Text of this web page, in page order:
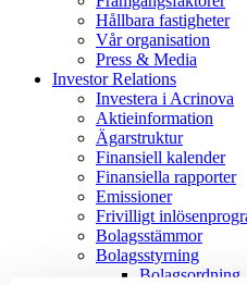
Hållbara fastigheter
Vår organisation
Press & Media
Investor Relations
Investera i Acrinova
Aktieinformation
Ägarstruktur
Finansiell kalender
Finansiella rapporter
Emissioner
Frivilligt
Bolagsstämmor
Bolagsstyrning
Bolagsordning